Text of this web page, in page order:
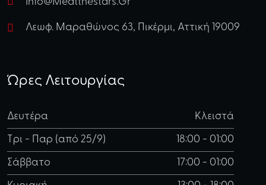
Λεωφ. Μαραθώνος 63, Πικέρμι, Αττική 19009
Ώρες Λειτουργίας
Δευτέρα Κλειστά
Τρι - Παρ (από 25/9) 18:00 - 01:00
Σάββατο 17:00 - 01:00